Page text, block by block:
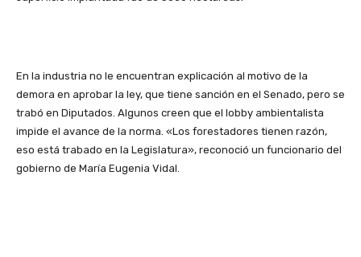
En la industria no le encuentran explicación al motivo de la
demora en aprobar la ley, que tiene sanción en el Senado, pero se
trabó en Diputados. Algunos creen que el lobby ambientalista
impide el avance de la norma. «Los forestadores tienen razón,
eso está trabado en la Legislatura», reconoció un funcionario del
gobierno de María Eugenia Vidal.